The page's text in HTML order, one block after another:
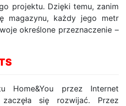
projektu. Dzięki temu, zanim
magazynu, każdy jego metr
określone przeznaczenie –
Home&You przez Internet
się rozwijać. Przez